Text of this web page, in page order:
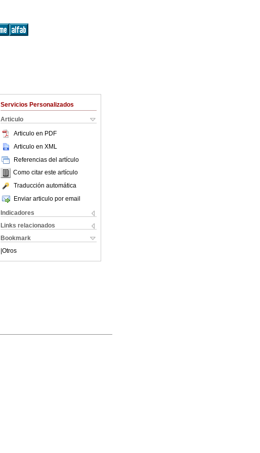
Servicios Personalizados
Articulo
Articulo en PDF
Articulo en XML
Referencias del artículo
Como citar este artículo
Traducción automática
Enviar articulo por email
Indicadores
Links relacionados
Bookmark
Otros